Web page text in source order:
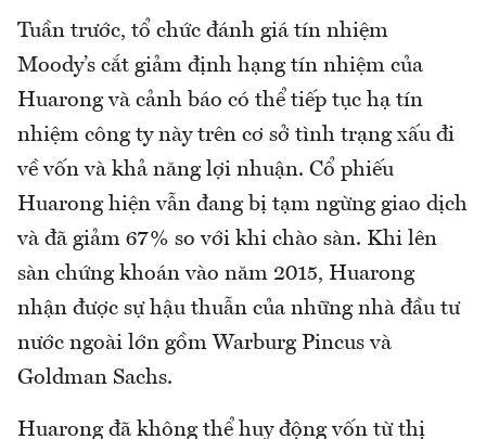
Tuần trước, tổ chức đánh giá tín nhiệm
Moody’s cắt giảm định hạng tín nhiệm của
Huarong và cảnh báo có thể tiếp tục hạ tín
nhiệm công ty này trên cơ sở tình trạng xấu đi
về vốn và khả năng lợi nhuận. Cổ phiếu
Huarong hiện vẫn đang bị tạm ngừng giao dịch
và đã giảm 67% so với khi chào sàn. Khi lên
sàn chứng khoán vào năm 2015, Huarong
nhận được sự hậu thuẫn của những nhà đầu tư
nước ngoài lớn gồm Warburg Pincus và
Goldman Sachs.
Huarong đã không thể huy động vốn từ thị